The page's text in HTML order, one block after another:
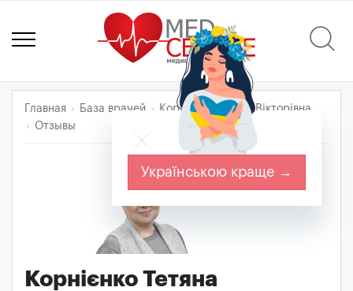
Главная База врачей
Корнієнко Тетяна Вікторівна
Отзывы
Корнієнко Тетяна
Українською краще →